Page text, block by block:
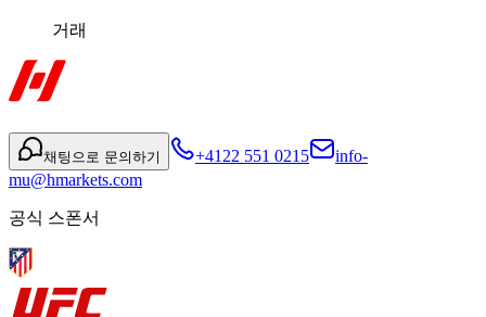
거래
채팅으로 문의하기 +4122 551 0215
info-
mu@hmarkets.com
공식 스폰서